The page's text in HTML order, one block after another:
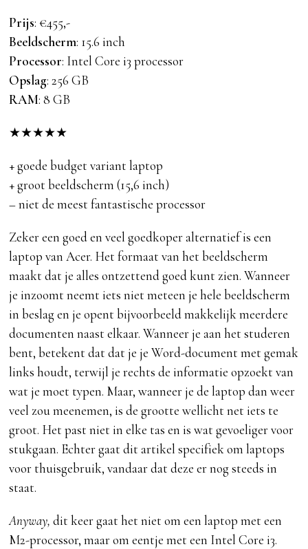
Prijs: €455,-
Beeldscherm: 15.6 inch
Processor: Intel Core i3 processor
Opslag: 256 GB
RAM: 8 GB
★★★★★
+ goede budget variant laptop
+ groot beeldscherm (15,6 inch)
– niet de meest fantastische processor
Zeker een goed en veel goedkoper alternatief is een
laptop van Acer. Het formaat van het beeldscherm
maakt dat je alles ontzettend goed kunt zien. Wanneer
je inzoomt neemt iets niet meteen je hele beeldscherm
in beslag en je opent bijvoorbeeld makkelijk meerdere
documenten naast elkaar. Wanneer je aan het studeren
bent, betekent dat dat je je Word-document met gemak
links houdt, terwijl je rechts de informatie opzoekt van
wat je moet typen. Maar, wanneer je de laptop dan weer
veel zou meenemen, is de grootte wellicht net iets te
groot. Het past niet in elke tas en is wat gevoeliger voor
stukgaan. Echter gaat dit artikel specifiek om laptops
voor thuisgebruik, vandaar dat deze er nog steeds in
staat.
Anyway,dit keer gaat het niet om een laptop met een
M2-processor, maar om eentje met een Intel Core i3.